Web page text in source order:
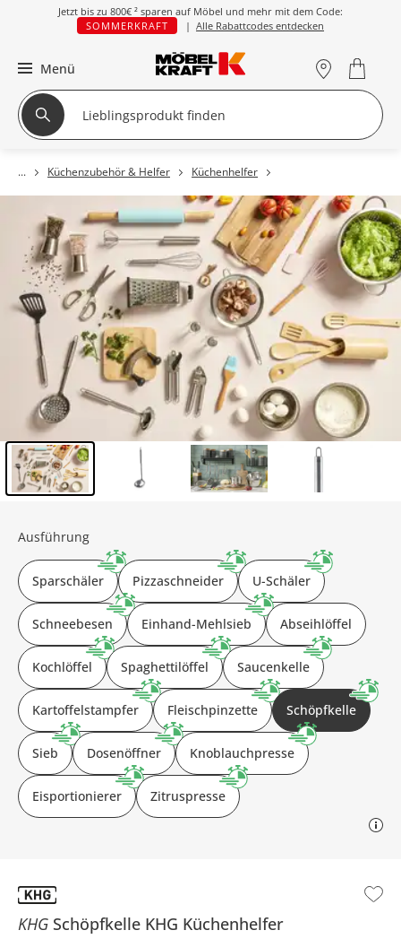
Jetzt bis zu 800€ ² sparen auf Möbel und mehr mit dem Code:
SOMMERKRAFT
| Alle Rabattcodes entdecken
Menü
Küchenzubehör & Helfer Küchenhelfer
KHG Schöpfkelle KHG Küchenhelfer
Ausführung
Sparschäler Pizzaschneider U-Schäler
Schneebesen Einhand-Mehlsieb Abseihlöffel
Kochlöffel Spaghettilöffel Saucenkelle
Kartoffelstampfer Fleischpinzette Schöpfkelle
Sieb Dosenöffner Knoblauchpresse
Eisportionierer Zitruspresse